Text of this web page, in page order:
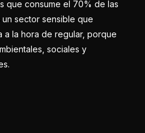
que consume el 70% de las
sector sensible que
la hora de regular, porque
sociales y